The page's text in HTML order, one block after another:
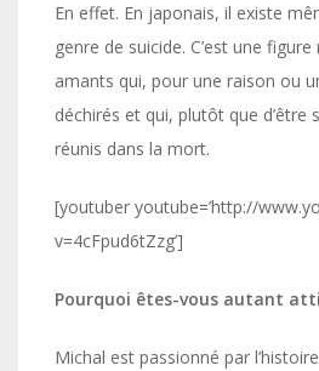
En effet. En japonais, il existe
genre de suicide. C’est une
amants qui, pour une raison ou
déchirés et qui, plutôt que d’être
réunis dans la mort.
[youtuber youtube=’http://
v=4cFpud6tZzg’]
Pourquoi êtes-vous autant
Michal est passionné par